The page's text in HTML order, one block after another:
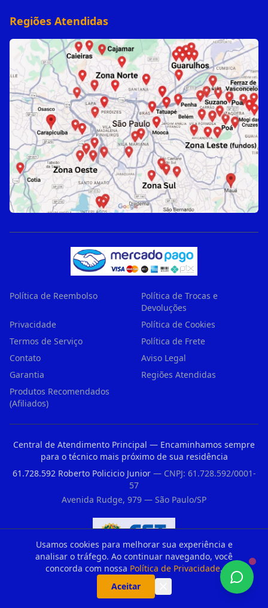
Usamos cookies para melhorar sua experiência e
analisar o tráfego. Ao continuar navegando, você
concorda com nossa Política de Privacidade.
Aceitar
Regiões Atendidas
Política de Reembolso
Política de Trocas e
Devoluções
Privacidade
Política de Cookies
Termos de Serviço
Política de Frete
Contato
Aviso Legal
Garantia
Regiões Atendidas
Produtos Recomendados
(Afiliados)
Central de Atendimento Principal — Encaminhamos sempre
para o técnico mais próximo de sua residência
61.728.592 Roberto Policicio Junior— CNPJ: 61.728.592/0001-
57
Avenida Rudge, 979 — São Paulo/SP
Registro CFT nº 33176235860 — Conselho Federal dos Técnicos Industriais